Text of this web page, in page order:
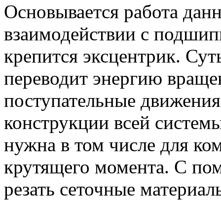
Основывается работа
взаимодействии с
крепится эксцентрик.
переводит энергию
поступательные
конструкции всей
нужна в том числе для
крутящего момента. С
резать сеточные